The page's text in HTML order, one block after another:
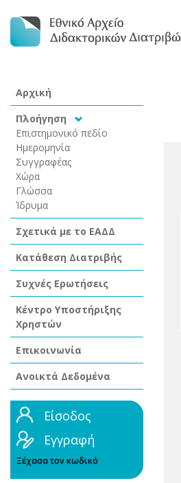
Αρχική
Πλοήγηση
Επιστημονικό πεδίο
Ημερομηνία
Συγγραφέας
Χώρα
Γλώσσα
Ίδρυμα
Σχετικά με το ΕΑΔΔ
Κατάθεση Διατριβής
Συχνές Ερωτήσεις
Κέντρο Υποστήριξης
Χρηστών
Επικοινωνία
Ανοικτά Δεδομένα
Είσοδος
Εγγραφή
Ξέχασα τον κωδικό